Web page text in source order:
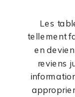
Les
tellement
en
reviens